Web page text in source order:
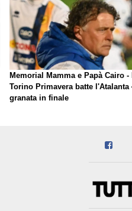
Memorial Mamma e Papà Cairo -
Torino Primavera batte l'Atalanta
granata in finale